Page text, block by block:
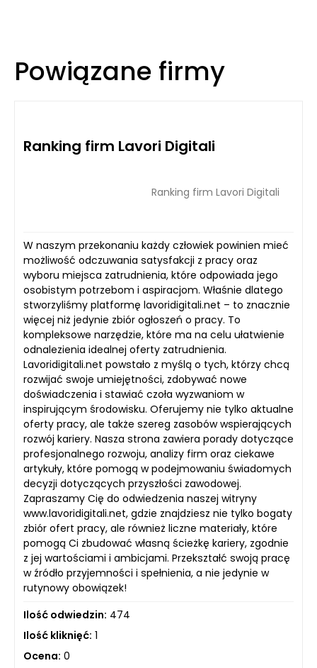
Powiązane firmy
Ranking firm Lavori Digitali
Ranking firm Lavori Digitali
W naszym przekonaniu każdy człowiek powinien mieć
możliwość odczuwania satysfakcji z pracy oraz
wyboru miejsca zatrudnienia, które odpowiada jego
osobistym potrzebom i aspiracjom. Właśnie dlatego
stworzyliśmy platformę lavoridigitali.net – to znacznie
więcej niż jedynie zbiór ogłoszeń o pracy. To
kompleksowe narzędzie, które ma na celu ułatwienie
odnalezienia idealnej oferty zatrudnienia.
Lavoridigitali.net powstało z myślą o tych, którzy chcą
rozwijać swoje umiejętności, zdobywać nowe
doświadczenia i stawiać czoła wyzwaniom w
inspirującym środowisku. Oferujemy nie tylko aktualne
oferty pracy, ale także szereg zasobów wspierających
rozwój kariery. Nasza strona zawiera porady dotyczące
profesjonalnego rozwoju, analizy firm oraz ciekawe
artykuły, które pomogą w podejmowaniu świadomych
decyzji dotyczących przyszłości zawodowej.
Zapraszamy Cię do odwiedzenia naszej witryny
www.lavoridigitali.net, gdzie znajdziesz nie tylko bogaty
zbiór ofert pracy, ale również liczne materiały, które
pomogą Ci zbudować własną ścieżkę kariery, zgodnie
z jej wartościami i ambicjami. Przekształć swoją pracę
w źródło przyjemności i spełnienia, a nie jedynie w
rutynowy obowiązek!
Ilość odwiedzin: 474
Ilość kliknięć: 1
Ocena: 0